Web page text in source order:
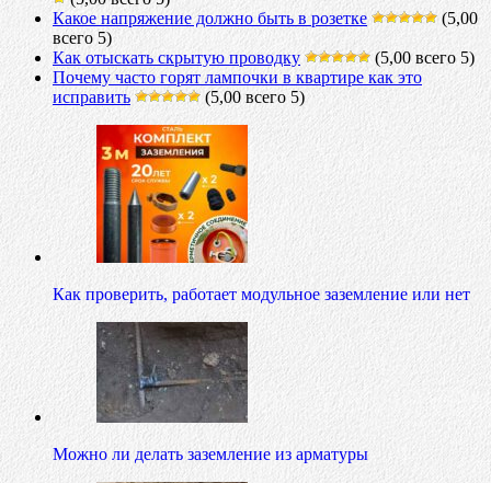
Какое напряжение должно быть в розетке
(5,00
всего 5)
Как отыскать скрытую проводку
(5,00 всего 5)
Почему часто горят лампочки в квартире как это
исправить
(5,00 всего 5)
Как проверить, работает модульное заземление или нет
Можно ли делать заземление из арматуры